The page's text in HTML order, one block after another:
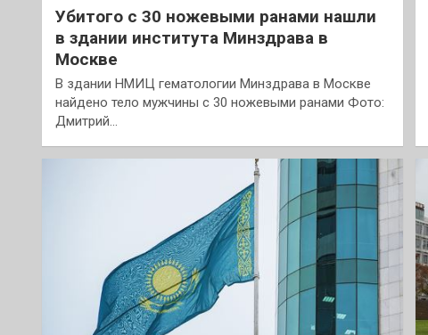
Убитого с 30 ножевыми ранами нашли
в здании института Минздрава в
Москве
В здании НМИЦ гематологии Минздрава в Москве
найдено тело мужчины с 30 ножевыми ранами Фото:
Дмитрий…